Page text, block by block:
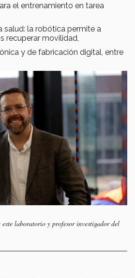
el entrenamiento en tarea
la robótica permite a
recuperar movilidad,
y de fabricación digital, entre
laboratorio y profesor investigador del